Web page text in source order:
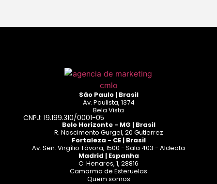
São Paulo | Brasil
Av. Paulista, 1374
Bela Vista
CNPJ: 19.199.310/0001-05
Belo Horizonte - MG | Brasil
R. Nascimento Gurgel, 20 Gutierrez
Fortaleza - CE | Brasil
Av. Sen. Virgílio Távora, 1500 - Sala 403 - Aldeota
Madrid | Espanha
C. Henares, 1, 28816
Camarma de Esteruelas
Quem somos